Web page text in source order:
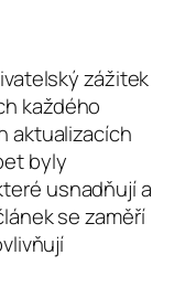
zážitek
každého
aktualizacích
byly
usnadňují a
se zaměří